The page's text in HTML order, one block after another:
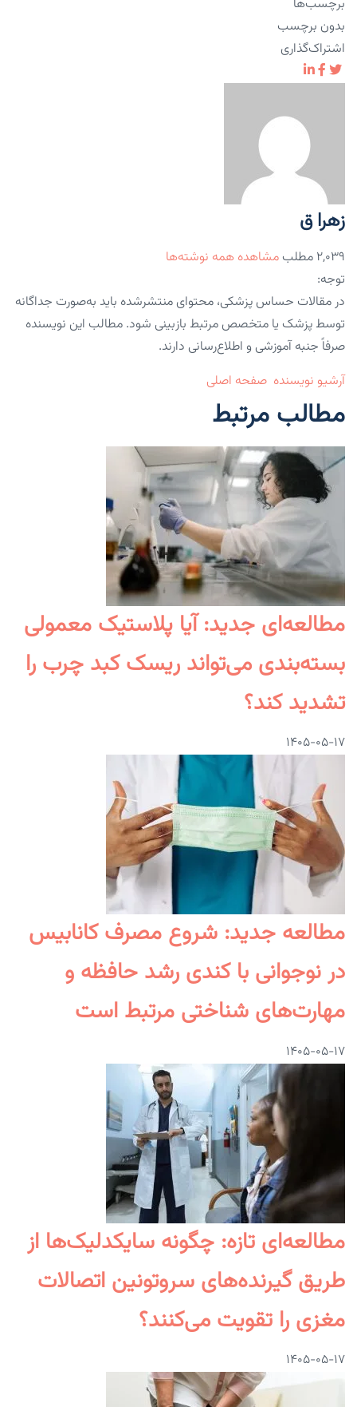
برچسب‌ها
بدون برچسب
اشتراک‌گذاری
زهرا ق
۲,۰۳۹ مطلب
مشاهده همه نوشته‌ها
توجه:
در مقالات حساس پزشکی، محتوای منتشرشده باید به‌صورت جداگانه
توسط پزشک یا متخصص مرتبط بازبینی شود. مطالب این نویسنده
صرفاً جنبه آموزشی و اطلاع‌رسانی دارند.
آرشیو نویسنده صفحه اصلی
مطالب مرتبط
مطالعه‌ای جدید: آیا پلاستیک معمولی
بسته‌بندی می‌تواند ریسک کبد چرب را
تشدید کند؟
۱۴۰۵-۰۵-۱۷
مطالعه جدید: شروع مصرف کانابیس
در نوجوانی با کندی رشد حافظه و
مهارت‌های شناختی مرتبط است
۱۴۰۵-۰۵-۱۷
مطالعه‌ای تازه: چگونه سایکدلیک‌ها از
طریق گیرنده‌های سروتونین اتصالات
مغزی را تقویت می‌کنند؟
۱۴۰۵-۰۵-۱۷